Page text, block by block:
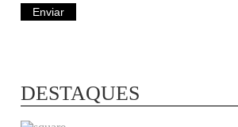
DESTAQUES